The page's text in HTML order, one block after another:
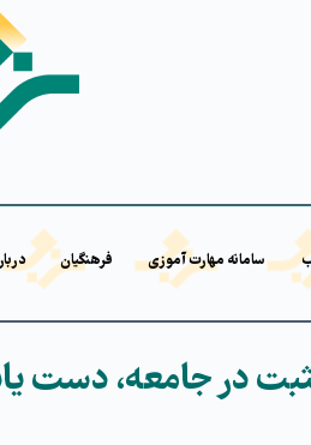
سامانه مهارت آموزی فرهنگیان
مثبت در جامعه، دست